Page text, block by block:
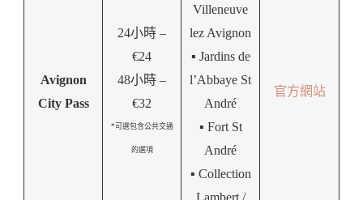
Avignon
City Pass
24小時 –
€24
48小時 –
€32
*可選包含公共交通
的選項
Villeneuve
lez Avignon
▪️ Jardins de
l’Abbaye St
André
▪️ Fort St
André
▪️ Collection
官方網站